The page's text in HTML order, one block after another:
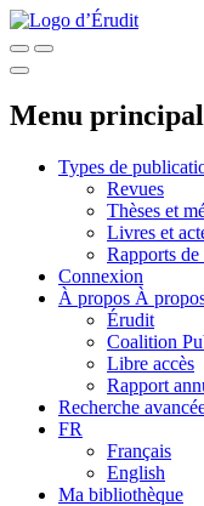
Menu principal
Types de
Revues
Thèses et
Livres et
Rapports de
Connexion
À propos À
Érudit
Coalition
Libre accès
Rapport
Recherche
FR
Français
English
Ma bibliothèque